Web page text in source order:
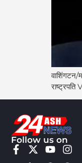
Follow us on